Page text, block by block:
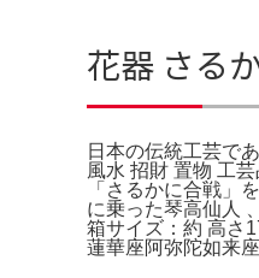
花器 さる
日本の伝統工芸で
風水 招財 置物 工
「さるかに合戦
に乗った琴高仙人
箱サイズ：約 高さ
蓮華座阿弥陀如来